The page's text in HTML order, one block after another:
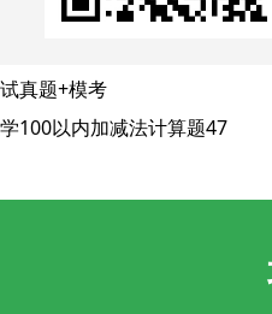
真题+模考
100以内加减法计算题47